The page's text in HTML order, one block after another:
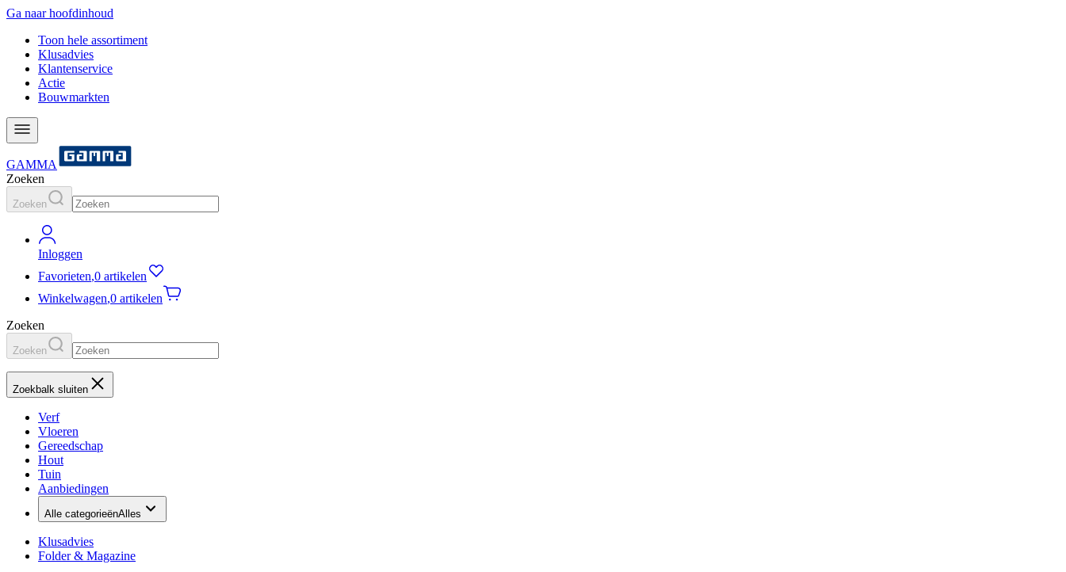
Ga naar hoofdinhoud
Toon hele assortiment
Klusadvies
Klantenservice
Actie
Bouwmarkten
GAMMA
Zoeken
Zoeken
Inloggen
Favorieten,0 artikelen
Winkelwagen,0 artikelen
Zoeken
Zoeken
Zoekbalk sluiten
Verf
Vloeren
Gereedschap
Hout
Tuin
Aanbiedingen
Alle categorieënAlles
Klusadvies
Folder & Magazine